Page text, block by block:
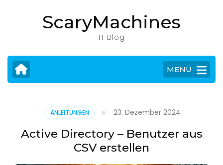
drücken)
ScaryMachines
IT Blog
MENÜ
ANLEITUNGEN 23. Dezember 2024
Active Directory – Benutzer aus
CSV erstellen